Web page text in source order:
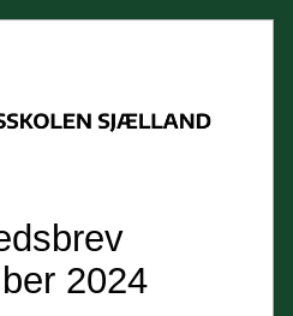
2024